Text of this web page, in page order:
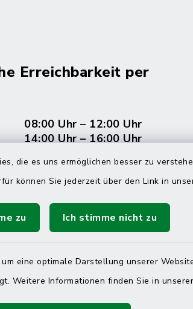
die es uns ermöglichen besser zu
können Sie jederzeit über den Link in
zu Ich stimme nicht zu
eine optimale Darstellung unserer
Weitere Informationen finden Sie in
Erreichbarkeit per
08:00 Uhr – 12:00 Uhr
14:00 Uhr – 16:00 Uhr
08:00 Uhr – 12:00 Uhr
Anliegen, finden aber online
Sie uns gerne unter der
0 an!